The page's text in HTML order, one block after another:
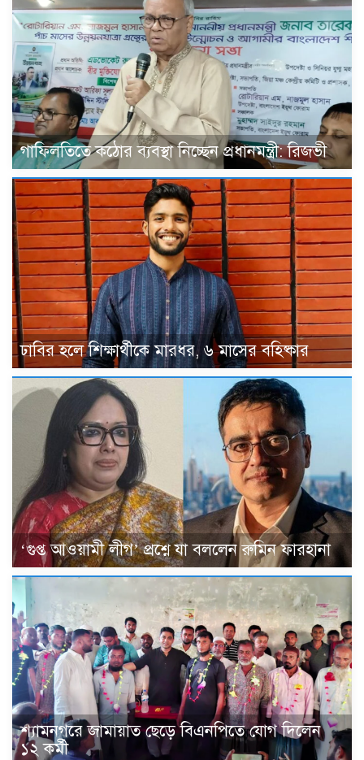
গাফিলতিতে কঠোর ব্যবস্থা নিচ্ছেন প্রধানমন্ত্রী: রিজভী
ঢাবির হলে শিক্ষার্থীকে মারধর, ৬ মাসের বহিষ্কার
‘গুপ্ত আওয়ামী লীগ’ প্রশ্নে যা বললেন রুমিন ফারহানা
শ্যামনগরে জামায়াত ছেড়ে বিএনপিতে যোগ দিলেন
১২ কর্মী